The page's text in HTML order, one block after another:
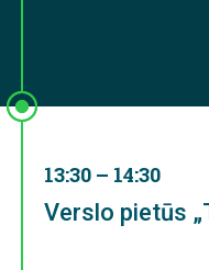
13:30 – 14:30
Verslo pietūs